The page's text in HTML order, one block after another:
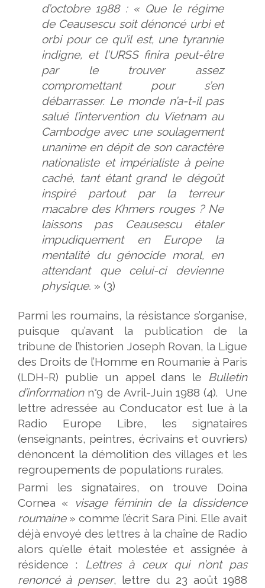
d’octobre 1988 : « Que le régime
de Ceausescu soit dénoncé urbi et
orbi pour ce qu’il est, une tyrannie
indigne, et l’URSS finira peut-être
par le trouver assez
compromettant pour s’en
débarrasser. Le monde n’a-t-il pas
salué l’intervention du Vietnam au
Cambodge avec une soulagement
unanime en dépit de son caractère
nationaliste et impérialiste à peine
caché, tant étant grand le dégoût
inspiré partout par la terreur
macabre des Khmers rouges ? Ne
laissons pas Ceausescu étaler
impudiquement en Europe la
mentalité du génocide moral, en
attendant que celui-ci devienne
physique. » (3)
Parmi les roumains, la résistance s’organise,
puisque qu’avant la publication de la
tribune de l’historien Joseph Rovan, la Ligue
des Droits de l’Homme en Roumanie à Paris
(LDH-R) publie un appel dans le Bulletin
d’informationn°9 de Avril-Juin 1988 (4). Une
lettre adressée au Conducator est lue à la
Radio Europe Libre, les signataires
(enseignants, peintres, écrivains et ouvriers)
dénoncent la démolition des villages et les
regroupements de populations rurales.
Parmi les signataires, on trouve Doina
Cornea «
visage féminin de la dissidence
roumaine» comme l’écrit Sara Pini. Elle avait
déjà envoyé des lettres à la chaîne de Radio
alors qu’elle était molestée et assignée à
résidence : Lettres à ceux qui n’ont pas
renoncé à penser, lettre du 23 août 1988